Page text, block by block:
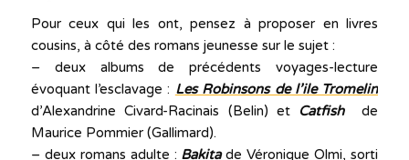
Pour ceux qui les ont, pensez à proposer en livres
cousins, à côté des romans jeunesse sur le sujet :
– deux albums de précédents voyages-lecture
évoquant l’esclavage : Les Robinsons de l’ile Tromelin
d’Alexandrine Civard-Racinais (Belin) et
Catfishde
Maurice Pommier (Gallimard).
– deux romans adulte : Bakitade Véronique Olmi, sorti